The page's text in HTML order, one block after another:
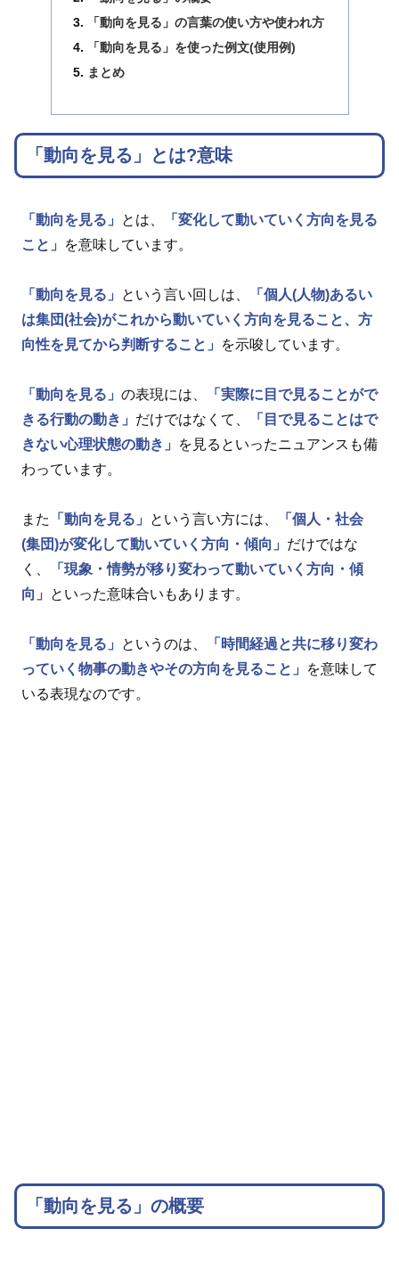
「動向を見る」の言葉の使い方や使われ方
「動向を見る」を使った例文(使用例)
まとめ
「動向を見る」とは?意味
「動向を見る」 とは、
「変化して動いていく方向を見る
こと」
を意味しています。
「動向を見る」 という言い回しは、
「個人(人物)あるい
は集団(社会)がこれから動いていく方向を見ること、方
向性を見てから判断すること」
を示唆しています。
「動向を見る」 の表現には、
「実際に目で見ることがで
きる行動の動き」 だけではなくて、
「目で見ることはで
きない心理状態の動き」
を見るといったニュアンスも備
わっています。
また 「動向を見る」 という言い方には、
「個人・社会
(集団)が変化して動いていく方向・傾向」 だけではな
く、
「現象・情勢が移り変わって動いていく方向・傾
向」
といった意味合いもあります。
「動向を見る」 というのは、
「時間経過と共に移り変わ
っていく物事の動きやその方向を見ること」
を意味して
いる表現なのです。
「動向を見る」の概要